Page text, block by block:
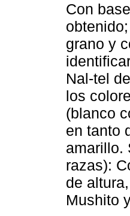
Con
grano y
Nal-tel
los
(blanco
en tanto
amarillo.
razas):
de
Mushito